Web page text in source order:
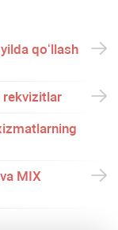
qoʻllash
rekvizitlar
MIX